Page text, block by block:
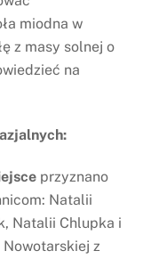
miodna w
z masy solnej o
na
przyznano
Natalii
Natalii Chlupka i
Nowotarskiej z